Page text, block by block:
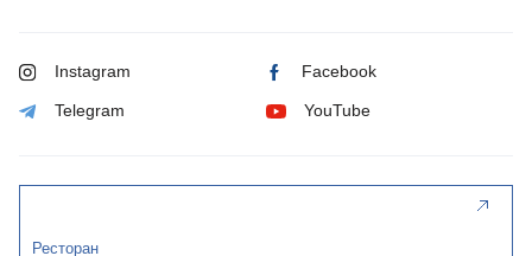
Instagram Facebook
Telegram YouTube
Ресторан